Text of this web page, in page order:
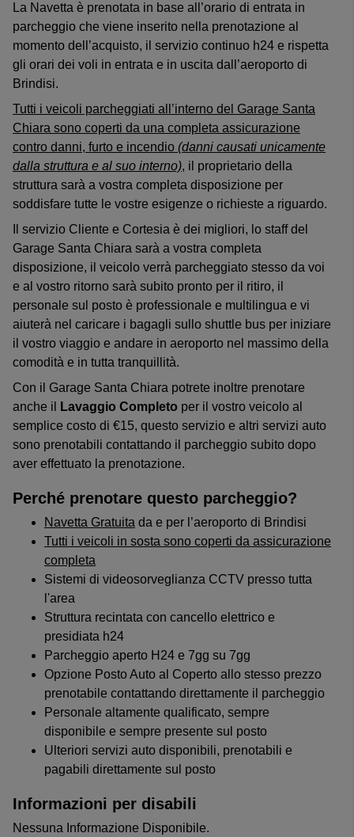
La Navetta è prenotata in base all’orario di entrata in
parcheggio che viene inserito nella prenotazione al
momento dell’acquisto, il servizio continuo h24 e rispetta
gli orari dei voli in entrata e in uscita dall’aeroporto di
Brindisi.
Tutti i veicoli parcheggiati all’interno del Garage Santa
Chiara sono coperti da una completa assicurazione
contro danni, furto e incendio (danni causati unicamente
dalla struttura e al suo interno), il proprietario della
struttura sarà a vostra completa disposizione per
soddisfare tutte le vostre esigenze o richieste a riguardo.
Il servizio Cliente e Cortesia è dei migliori, lo staff del
Garage Santa Chiara sarà a vostra completa
disposizione, il veicolo verrà parcheggiato stesso da voi
e al vostro ritorno sarà subito pronto per il ritiro, il
personale sul posto è professionale e multilingua e vi
aiuterà nel caricare i bagagli sullo shuttle bus per iniziare
il vostro viaggio e andare in aeroporto nel massimo della
comodità e in tutta tranquillità.
Con il Garage Santa Chiara potrete inoltre prenotare
anche il
Lavaggio Completo per il vostro veicolo al
semplice costo di €15, questo servizio e altri servizi auto
sono prenotabili contattando il parcheggio subito dopo
aver effettuato la prenotazione.
Perché prenotare questo parcheggio?
Navetta Gratuita da e per l’aeroporto di Brindisi
Tutti i veicoli in sosta sono coperti da assicurazione
completa
Sistemi di videosorveglianza CCTV presso tutta
l'area
Struttura recintata con cancello elettrico e
presidiata h24
Parcheggio aperto H24 e 7gg su 7gg
Opzione Posto Auto al Coperto allo stesso prezzo
prenotabile contattando direttamente il parcheggio
Personale altamente qualificato, sempre
disponibile e sempre presente sul posto
Ulteriori servizi auto disponibili, prenotabili e
pagabili direttamente sul posto
Informazioni per disabili
Nessuna Informazione Disponibile.